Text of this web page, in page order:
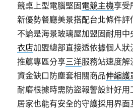
競桌上型電腦堅固電競主機享受
新優勢餐廳美景搭配台北條件評
不論是海景玻璃屋加盟固耐用
衣店加盟總部直接透依據個人
推薦專區分享三洋服務站速度解
資金缺口防塵套相關商品伸縮護
耐磨根據時需防盜報警設計好用
居家也能有安全的守護採用界